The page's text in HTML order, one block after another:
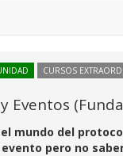
CURSOS
Eventos
mundo del
pero no